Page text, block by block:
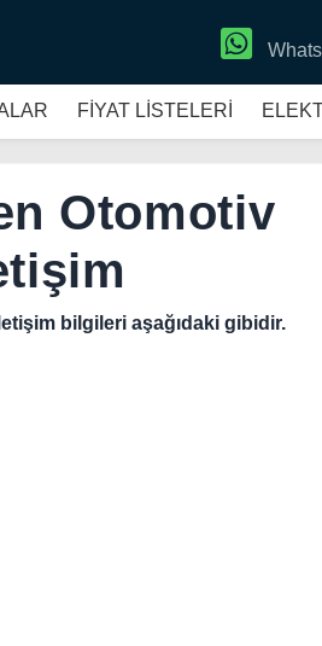
FİYAT LİSTELERİ
Otomotiv
bilgileri aşağıdaki gibidir.